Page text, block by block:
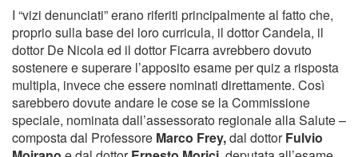
I “vizi denunciati” erano riferiti principalmente al fatto che,
proprio sulla base dei loro curricula, il dottor Candela, il
dottor De Nicola ed il dottor Ficarra avrebbero dovuto
sostenere e superare l’apposito esame per quiz a risposta
multipla, invece che essere nominati direttamente. Così
sarebbero dovute andare le cose se la Commissione
speciale, nominata dall’assessorato regionale alla Salute –
composta dal Professore Marco Frey,dal dottorFulvio